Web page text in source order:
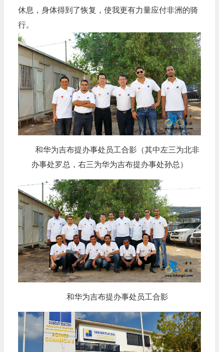
休息，身体得到了恢复，使我更有力量应付非洲的骑
行。
和华为吉布提办事处员工合影（其中左三为北非
办事处罗总，右三为华为吉布提办事处孙总）
和华为吉布提办事处员工合影